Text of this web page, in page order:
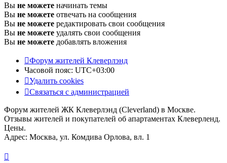
Вы не можете начинать темы
Вы не можете отвечать на сообщения
Вы не можете редактировать свои сообщения
Вы не можете удалять свои сообщения
Вы не можете добавлять вложения
Форум жителей Клеверлэнд
Часовой пояс: UTC+03:00
Удалить cookies
Связаться с администрацией
Форум жителей ЖК Клеверлэнд (Cleverland) в Москве.
Отзывы жителей и покупателей об апартаментах Клеверленд.
Цены.
Адрес: Москва, ул. Комдива Орлова, вл. 1